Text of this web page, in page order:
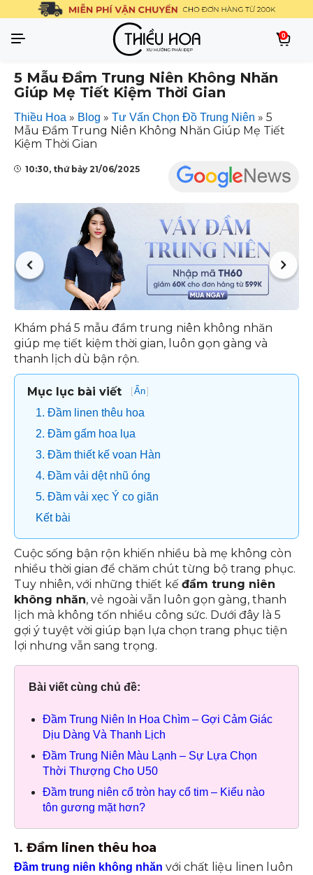
0
5 Mẫu Đầm Trung Niên Không Nhăn
Giúp Mẹ Tiết Kiệm Thời Gian
Thiều Hoa » Blog » Tư Vấn Chọn Đồ Trung Niên » 5
Mẫu Đầm Trung Niên Không Nhăn Giúp Mẹ Tiết
Kiệm Thời Gian
10:30, thứ bảy 21/06/2025
Khám phá 5 mẫu đầm trung niên không nhăn
giúp mẹ tiết kiệm thời gian, luôn gọn gàng và
thanh lịch dù bận rộn.
Mục lục bài viết [Ẩn]
1. Đầm linen thêu hoa
2. Đầm gấm hoa lụa
3. Đầm thiết kế voan Hàn
4. Đầm vải dệt nhũ óng
5. Đầm vải xẹc Ý co giãn
Kết bài
Cuộc sống bận rộn khiến nhiều bà mẹ không còn
nhiều thời gian để chăm chút từng bộ trang phục.
Tuy nhiên, với những thiết kế đầm trung niên
không nhăn, vẻ ngoài vẫn luôn gọn gàng, thanh
lịch mà không tốn nhiều công sức. Dưới đây là 5
gợi ý tuyệt vời giúp bạn lựa chọn trang phục tiện
lợi nhưng vẫn sang trọng.
Bài viết cùng chủ đề:
Đầm Trung Niên In Hoa Chìm – Gợi Cảm Giác
Dịu Dàng Và Thanh Lịch
Đầm Trung Niên Màu Lạnh – Sự Lựa Chọn
Thời Thượng Cho U50
Đầm trung niên cổ tròn hay cổ tim – Kiểu nào
tôn gương mặt hơn?
1. Đầm linen thêu hoa
Đầm trung niên không nhăn với chất liệu linen luôn